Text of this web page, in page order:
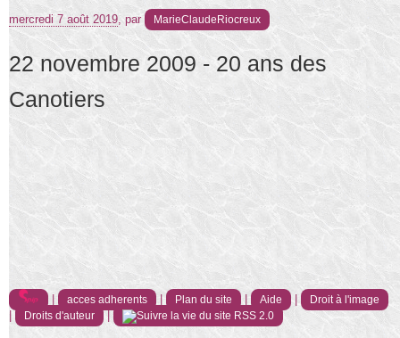
mercredi 7 août 2019, par MarieClaudeRiocreux
22 novembre 2009 - 20 ans des
Canotiers
acces adherents Plan du site Aide Droit à l'image
Droits d'auteur RSS 2.0